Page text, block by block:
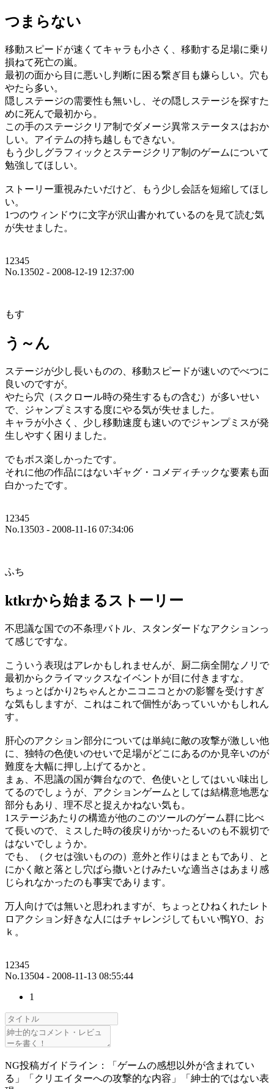
つまらない
移動スピードが速くてキャラも小さく、移動する足場に乗り
損ねて死亡の嵐。
最初の面から目に悪いし判断に困る繋ぎ目も嫌らしい。穴も
やたら多い。
隠しステージの需要性も無いし、その隠しステージを探すた
めに死んで最初から。
この手のステージクリア制でダメージ異常ステータスはおか
しい。アイテムの持ち越しもできない。
もう少しグラフィックとステージクリア制のゲームについて
勉強してほしい。
ストーリー重視みたいだけど、もう少し会話を短縮してほし
い。
1つのウィンドウに文字が沢山書かれているのを見て読む気
が失せました。
12345
No.13502 - 2008-12-19 12:37:00
もす
う～ん
ステージが少し長いものの、移動スピードが速いのでべつに
良いのですが。
やたら穴（スクロール時の発生するもの含む）が多いせい
で、ジャンプミスする度にやる気が失せました。
キャラが小さく、少し移動速度も速いのでジャンプミスが発
生しやすく困りました。
でもボス楽しかったです。
それに他の作品にはないギャグ・コメディチックな要素も面
白かったです。
12345
No.13503 - 2008-11-16 07:34:06
ふち
ktkrから始まるストーリー
不思議な国での不条理バトル、スタンダードなアクションっ
て感じですな。
こういう表現はアレかもしれませんが、厨二病全開なノリで
最初からクライマックスなイベントが目に付きますな。
ちょっとばかり2ちゃんとかニコニコとかの影響を受けすぎ
な気もしますが、これはこれで個性があっていいかもしれん
す。
肝心のアクション部分については単純に敵の攻撃が激しい他
に、独特の色使いのせいで足場がどこにあるのか見辛いのが
難度を大幅に押し上げてるかと。
まぁ、不思議の国が舞台なので、色使いとしてはいい味出し
てるのでしょうが、アクションゲームとしては結構意地悪な
部分もあり、理不尽と捉えかねない気も。
1ステージあたりの構造が他のこのツールのゲーム群に比べ
て長いので、ミスした時の後戻りがかったるいのも不親切で
はないでしょうか。
でも、（クセは強いものの）意外と作りはまともであり、と
にかく敵と落とし穴ばら撒いとけみたいな適当さはあまり感
じられなかったのも事実であります。
万人向けでは無いと思われますが、ちょっとひねくれたレト
ロアクション好きな人にはチャレンジしてもいい鴨YO、お
ｋ。
12345
No.13504 - 2008-11-13 08:55:44
1
NG投稿ガイドライン：「ゲームの感想以外が含まれてい
る」「クリエイターへの攻撃的な内容」「紳士的ではない表